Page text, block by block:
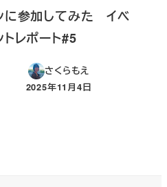
に参加してみた イベ
トレポート#5
さくらもえ
投稿日
2025年11月4日